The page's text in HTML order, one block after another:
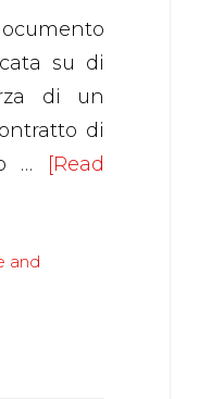
su di
di un
di
…
[Read
and